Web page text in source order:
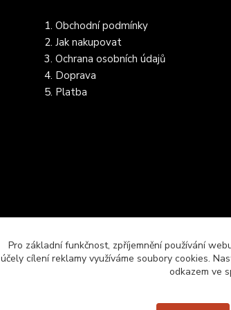
Obchodní podmínky
Jak nakupovat
Ochrana osobních údajů
Doprava
Platba
Pro základní funkčnost, zpříjemnění používání
účely cílení reklamy využíváme soubory cookies.
odkazem ve